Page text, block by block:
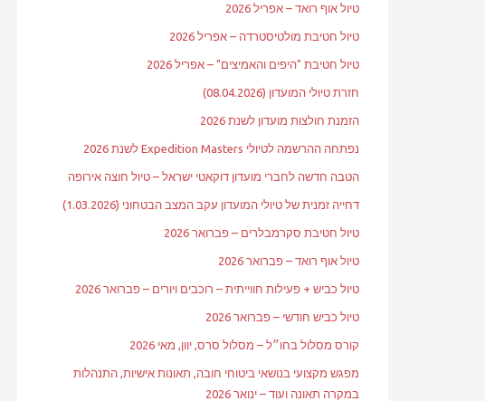
טיול אוף רואד – אפריל 2026
טיול חטיבת מולטיסטרדה – אפריל 2026
טיול חטיבת "היפים והאמיצים" – אפריל 2026
חזרת טיולי המועדון (08.04.2026)
הזמנת חולצות מועדון לשנת 2026
נפתחה ההרשמה לטיולי Expedition Masters לשנת 2026
הטבה חדשה לחברי מועדון דוקאטי ישראל – טיול חוצה אירופה
דחייה זמנית של טיולי המועדון עקב המצב הבטחוני (1.03.2026)
טיול חטיבת סקרמבלרים – פברואר 2026
טיול אוף רואד – פברואר 2026
טיול כביש + פעילות חווייתית – רוכבים ויורים – פברואר 2026
טיול כביש חודשי – פברואר 2026
קורס מסלול בחו״ל – מסלול סרס, יוון, מאי 2026
מפגש מקצועי בנושאי ביטוחי חובה, תאונות אישיות, התנהלות
במקרה תאונה ועוד – ינואר 2026